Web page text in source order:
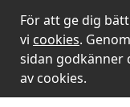
För att ge dig
vi cookies.
sidan godkänner
av cookies.